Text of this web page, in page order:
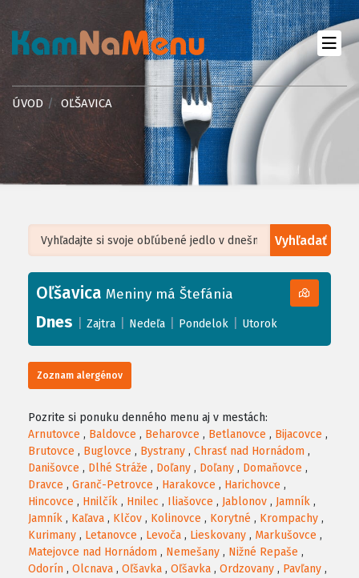
ÚVOD OĽŠAVICA
Vyhľadať
+
−
Leaflet| ©OpenStreetMap, Tiles courtesy ofHumanitarian OpenStreetMap
Oľšavica Meniny má Štefánia
Dnes Zajtra Nedeľa Pondelok Utorok
Zoznam alergénov
Pozrite si ponuku denného menu aj v mestách:
Arnutovce , Baldovce , Beharovce , Betlanovce , Bijacovce ,
Brutovce , Buglovce , Bystrany , Chrasť nad Hornádom ,
Danišovce , Dlhé Stráže , Doľany , Doľany , Domaňovce ,
Dravce , Granč-Petrovce , Harakovce , Harichovce ,
Hincovce , Hnilčík , Hnilec , Iliašovce , Jablonov , Jamník ,
Jamník , Kaľava , Klčov , Kolinovce , Korytné , Krompachy ,
Kurimany , Letanovce , Levoča , Lieskovany , Markušovce ,
Matejovce nad Hornádom , Nemešany , Nižné Repaše ,
Odorín , Olcnava , Oľšavka , Oľšavka , Ordzovany , Pavľany ,